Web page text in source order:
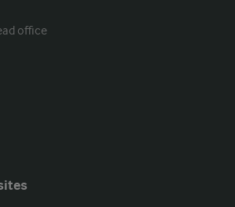
office